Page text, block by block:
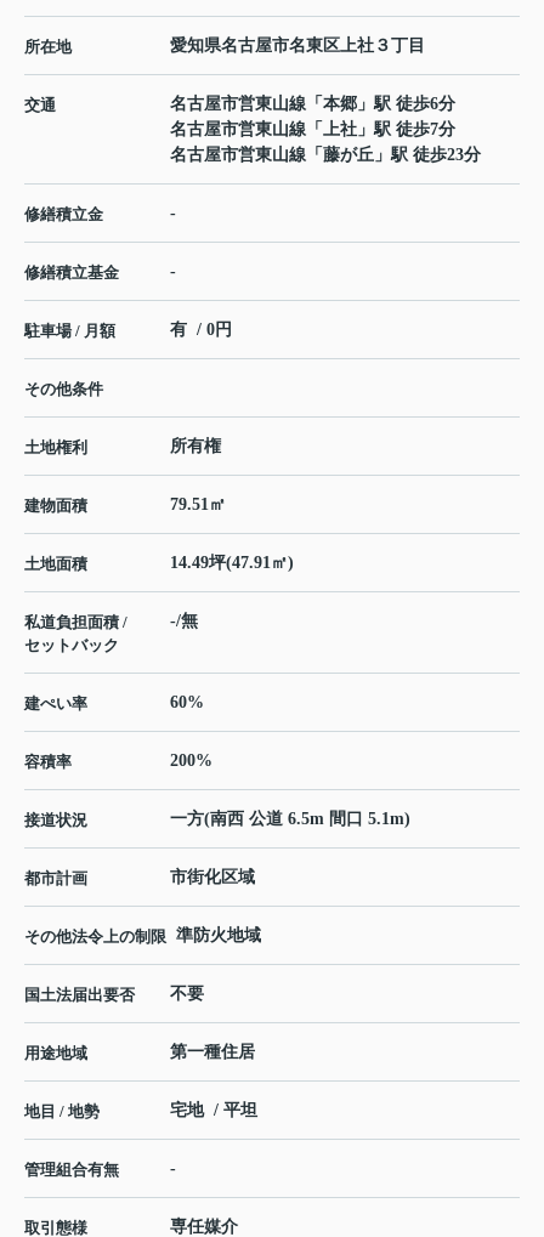
所在地 愛知県名古屋市名東区上社 ３丁目
交通 名古屋市営東山線 「 本郷 」駅 徒歩6分
名古屋市営東山線 「 上社 」駅 徒歩7分
名古屋市営東山線 「 藤が丘 」駅 徒歩23分
修繕積立金 -
修繕積立基金 -
駐車場 / 月額 有 / 0円
その他条件
土地権利 所有権
建物面積 79.51㎡
土地面積 14.49坪(47.91㎡)
私道負担面積 /
セットバック
-/無
建ぺい率 60%
容積率 200%
接道状況 一方(南西 公道 6.5m 間口 5.1m)
都市計画 市街化区域
その他法令上の制限 準防火地域
国土法届出要否 不要
用途地域 第一種住居
地目 / 地勢 宅地 / 平坦
管理組合有無 -
取引態様 専任媒介